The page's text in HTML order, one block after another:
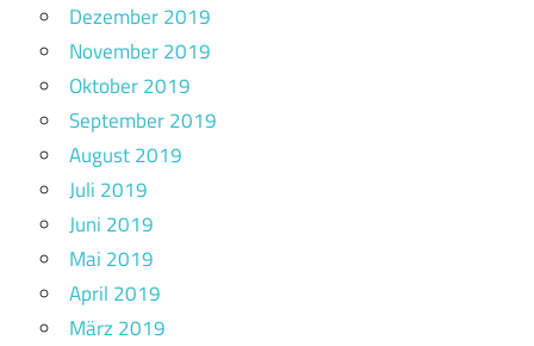
Dezember 2019
November 2019
Oktober 2019
September 2019
August 2019
Juli 2019
Juni 2019
Mai 2019
April 2019
März 2019